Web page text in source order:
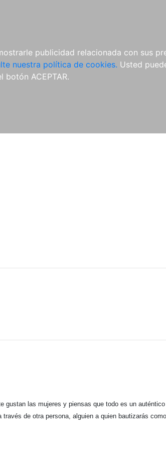
publicidad relacionada con sus
nuestra política de cookies. Usted
botón ACEPTAR.
gustan las mujeres y piensas que todo es un
de otra persona, alguien a quien bautizarás